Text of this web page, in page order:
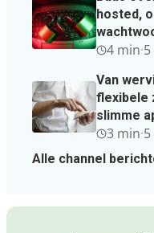
hosted,
4 min·
Van
flexibele
slimme
3 min·
Alle channel